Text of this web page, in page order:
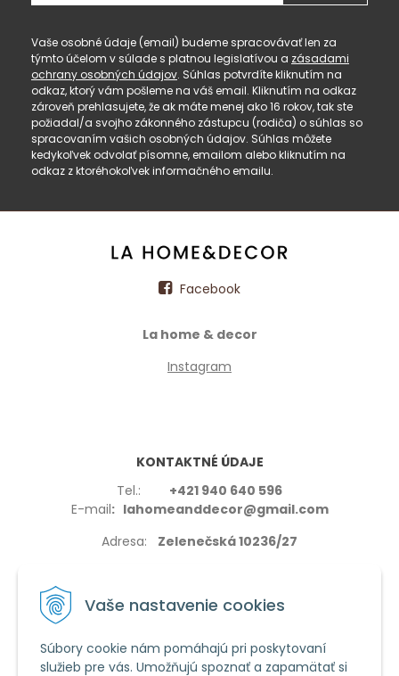
Vaše nastavenie cookies
Súbory cookie nám pomáhajú pri poskytovaní
služieb pre vás. Umožňujú spoznať a zapamätať si
Vaše osobné údaje (email) budeme spracovávať len za
týmto účelom v súlade s platnou legislatívou a zásadami
ochrany osobných údajov. Súhlas potvrdíte kliknutím na
odkaz, ktorý vám pošleme na váš email. Kliknutím na odkaz
zároveň prehlasujete, že ak máte menej ako 16 rokov, tak ste
požiadal/a svojho zákonného zástupcu (rodiča) o súhlas so
spracovaním vašich osobných údajov. Súhlas môžete
kedykoľvek odvolať písomne, emailom alebo kliknutím na
odkaz z ktoréhokoľvek informačného emailu.
Facebook
La home & decor
Instagram
KONTAKTNÉ ÚDAJE
Tel.: +421 940 640 596
E-mail: lahomeanddecor@gmail.com
Adresa: Zelenečská 10236/27
VŠETKO O NÁKUPE